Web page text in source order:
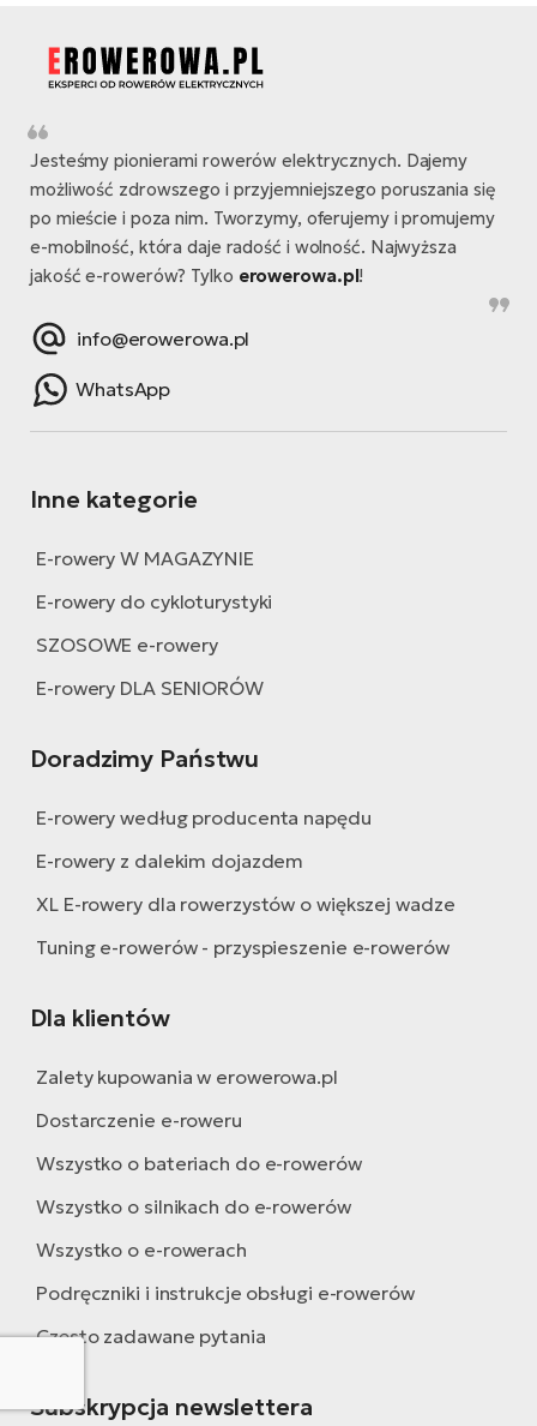
Jesteśmy pionierami rowerów elektrycznych. Dajemy
możliwość zdrowszego i przyjemniejszego poruszania się
po mieście i poza nim. Tworzymy, oferujemy i promujemy
e-mobilność, która daje radość i wolność. Najwyższa
jakość e-rowerów? Tylko erowerowa.pl!
info@erowerowa.pl
WhatsApp
Inne kategorie
E-rowery W MAGAZYNIE
E-rowery do cykloturystyki
SZOSOWE e-rowery
E-rowery DLA SENIORÓW
Doradzimy Państwu
E-rowery według producenta napędu
E-rowery z dalekim dojazdem
XL E-rowery dla rowerzystów o większej wadze
Tuning e-rowerów - przyspieszenie e-rowerów
Dla klientów
Zalety kupowania w erowerowa.pl
Dostarczenie e-roweru
Wszystko o bateriach do e-rowerów
Wszystko o silnikach do e-rowerów
Wszystko o e-rowerach
Podręczniki i instrukcje obsługi e-rowerów
Często zadawane pytania
Subskrypcja newslettera